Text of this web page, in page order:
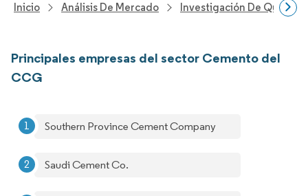
Inicio Análisis De Mercado Investigación De
Principales empresas del sector Cemento del
CCG
Southern Province Cement Company
Saudi Cement Co.